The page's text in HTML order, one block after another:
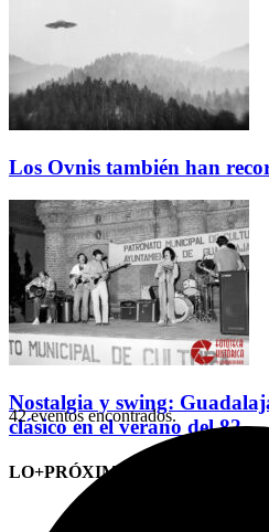
Los Ovnis también han
Nostalgia y swing:
clásico en el verano del 82
LO+PRÓXIMO (CITAS)
42 eventos encontrados.